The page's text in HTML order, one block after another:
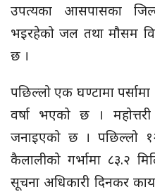
उपत्यका आसपासका
भइरहेको जल तथा मौसम
छ ।
पछिल्लो एक घण्टामा
वर्षा भएको छ ।
जनाइएको छ । पछिल्लो
कैलालीको गर्भामा ८३.२
सूचना अधिकारी दिनकर